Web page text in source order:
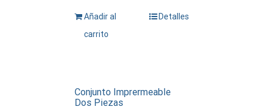
Añadir al
carrito
Detalles
Conjunto Imprermeable
Dos Piezas